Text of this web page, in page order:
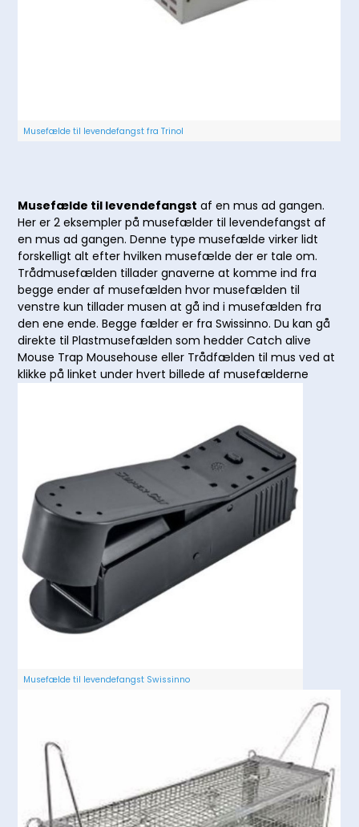
Musefælde til levendefangst fra Trinol
Musefælde til levendefangst af en mus ad gangen.
Her er 2 eksempler på musefælder til levendefangst af
en mus ad gangen. Denne type musefælde virker lidt
forskelligt alt efter hvilken musefælde der er tale om.
Trådmusefælden tillader gnaverne at komme ind fra
begge ender af musefælden hvor musefælden til
venstre kun tillader musen at gå ind i musefælden fra
den ene ende. Begge fælder er fra Swissinno. Du kan gå
direkte til Plastmusefælden som hedder Catch alive
Mouse Trap Mousehouse eller Trådfælden til mus ved at
klikke på linket under hvert billede af musefælderne
Musefælde til levendefangst Swissinno